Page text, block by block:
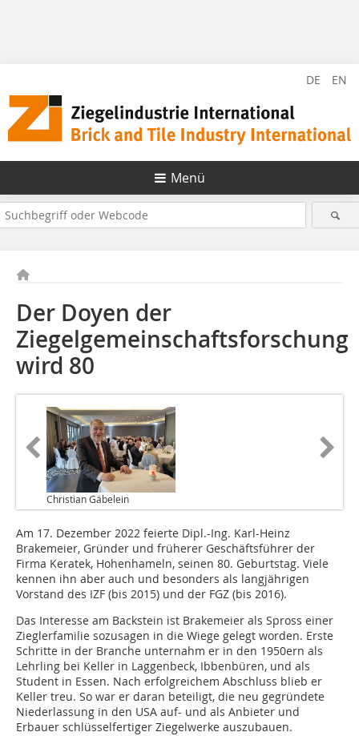
DE EN
Menü
Der Doyen der
Ziegelgemeinschaftsforschung
wird 80
Christian Gäbelein
Am 17. Dezember 2022 feierte Dipl.-Ing. Karl-Heinz
Brakemeier, Gründer und früherer Geschäftsführer der
Firma Keratek, Hohenhameln, seinen 80. Geburtstag. Viele
kennen ihn aber auch und besonders als langjährigen
Vorstand des IZF (bis 2015) und der FGZ (bis 2016).
Das Interesse am Backstein ist Brakemeier als Spross einer
Zieglerfamilie sozusagen in die Wiege gelegt worden. Erste
Schritte in der Branche unternahm er in den 1950ern als
Lehrling bei Keller in Laggenbeck, Ibbenbüren, und als
Student in Essen. Nach erfolgreichem Abschluss blieb er
Keller treu. So war er daran beteiligt, die neu gegründete
Niederlassung in den USA auf- und als Anbieter und
Erbauer schlüsselfertiger Ziegelwerke auszubauen.